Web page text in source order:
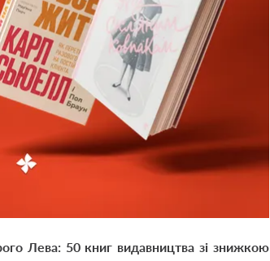
Лева: 50 книг видавництва зі знижкою